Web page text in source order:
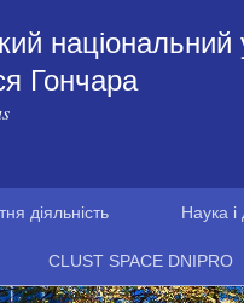
національний
Гончара
діяльність Наука і
CLUST SPACE DNIPRO